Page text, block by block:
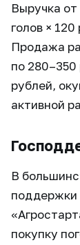
Выручка
голов ×
Продажа
по
рублей,
активной
В
поддержки
покупку